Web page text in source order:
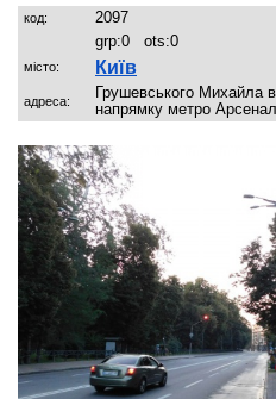
код:
2097
grp:0 ots:0
місто: Київ
адреса:
Грушевського Михайла
напрямку метро